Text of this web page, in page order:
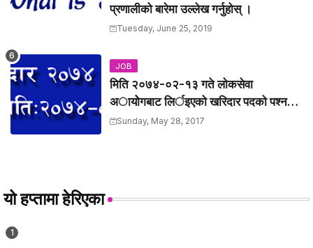
प्रणालीको बारेमा उल्लेख गर्नुहोस् ।
Tuesday, June 25, 2019
JOB
मिति २०७४-०२-१३ गते लाेकसेवा
अायोेगबाट लिर्इएकाे खरिदार पदकाे पश्न
तथा उत्तरहरु ।
Sunday, May 28, 2017
यो हप्तामा हेरिएका